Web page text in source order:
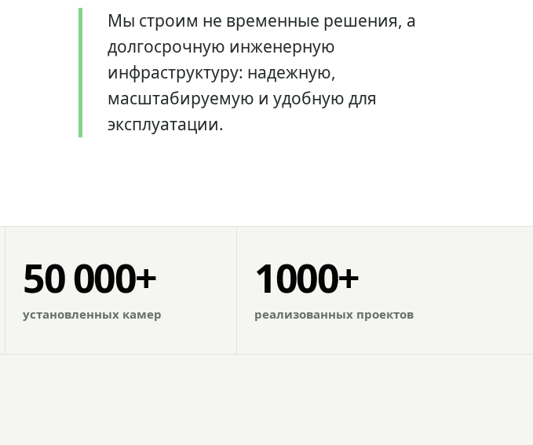
Мы строим не временные решения, а
долгосрочную инженерную
инфраструктуру: надежную,
масштабируемую и удобную для
эксплуатации.
50 000+
установленных камер
1000+
реализованных проектов